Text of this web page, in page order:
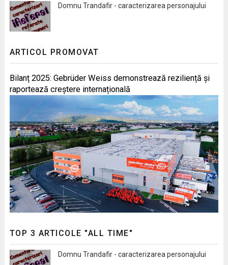
Domnu Trandafir - caracterizarea personajului
ARTICOL PROMOVAT
Bilanț 2025: Gebrüder Weiss demonstrează reziliență și
raportează creștere internațională
TOP 3 ARTICOLE "ALL TIME"
Domnu Trandafir - caracterizarea personajului